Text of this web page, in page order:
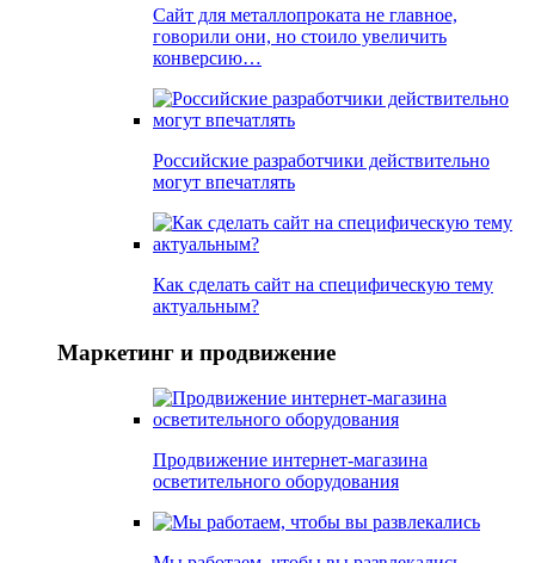
Сайт для металлопроката не главное,
говорили они, но стоило увеличить
конверсию…
Российские разработчики действительно
могут впечатлять
Как сделать сайт на специфическую тему
актуальным?
Маркетинг и продвижение
Продвижение интернет-магазина
осветительного оборудования